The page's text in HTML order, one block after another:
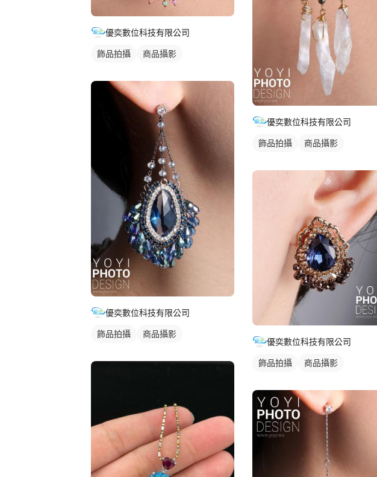
優奕數位科技有限公司
飾品拍攝 商品攝影
優奕數位科技有限公司
飾品拍攝 商品攝影
優奕數位科技有限公司
飾品拍攝 商品攝影
優奕數位科技有限公司
飾品拍攝 商品攝影